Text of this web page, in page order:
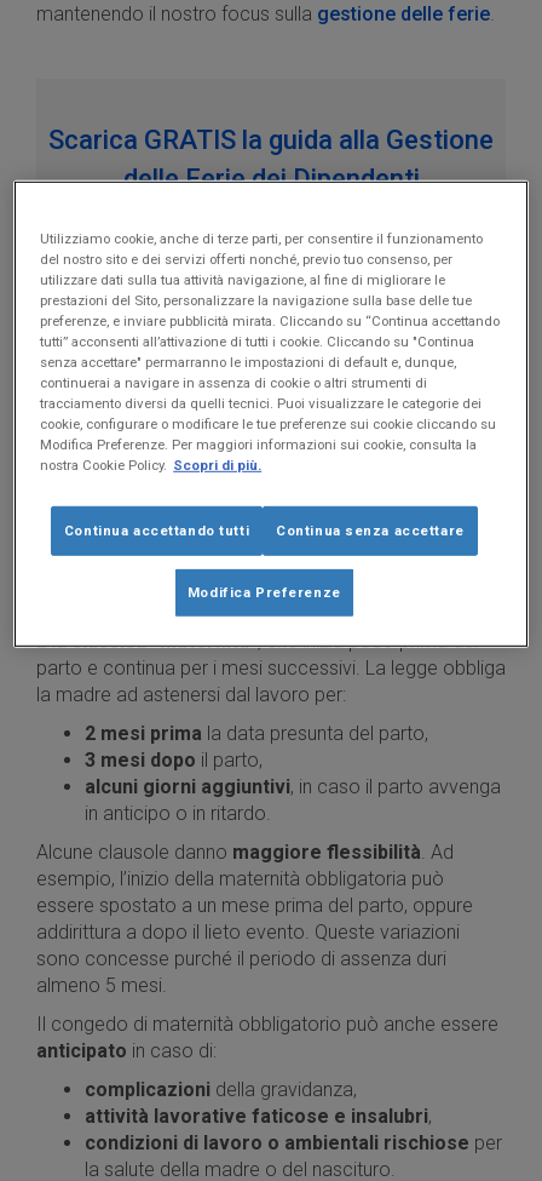
mantenendo il nostro focus sulla gestione delle ferie.
Scarica GRATIS la guida alla Gestione
delle Ferie dei Dipendenti
tua Azienda.
SCARICA ORA LA GUIDA IN PDF
La maturazione delle ferie in maternità
un’unica risposta. Tutto dipende dallatipologia di
congedo.
Congedo di maternità obbligatorio
È laclassica “maternità”, che inizia poco prima del
parto e continua per i mesi successivi. La legge obbliga
la madre ad astenersi dal lavoro per:
2 mesi prima la data presunta del parto,
3 mesi dopo il parto,
alcuni giorni aggiuntivi, in caso il parto avvenga
in anticipo o in ritardo.
Alcune clausole danno maggiore flessibilità. Ad
esempio, l’inizio della maternità obbligatoria può
essere spostato a un mese prima del parto, oppure
addirittura a dopo il lieto evento. Queste variazioni
sono concesse purché il periodo di assenza duri
almeno 5 mesi.
Il congedo di maternità obbligatorio può anche essere
anticipato in caso di:
complicazioni della gravidanza,
attività lavorative faticose e insalubri,
condizioni di lavoro o ambientali rischiose per
la salute della madre o del nascituro.
Utilizziamo cookie, anche di terze parti, per consentire il funzionamento
del nostro sito e dei servizi offerti nonché, previo tuo consenso, per
utilizzare dati sulla tua attività navigazione, al fine di migliorare le
prestazioni del Sito, personalizzare la navigazione sulla base delle tue
preferenze, e inviare pubblicità mirata. Cliccando su “Continua accettando
tutti” acconsenti all’attivazione di tutti i cookie. Cliccando su "Continua
senza accettare" permarranno le impostazioni di default e, dunque,
continuerai a navigare in assenza di cookie o altri strumenti di
tracciamento diversi da quelli tecnici. Puoi visualizzare le categorie dei
cookie, configurare o modificare le tue preferenze sui cookie cliccando su
Modifica Preferenze. Per maggiori informazioni sui cookie, consulta la
nostra Cookie Policy. Scopri di più.
Continua accettando tutti Continua senza accettare
Modifica Preferenze